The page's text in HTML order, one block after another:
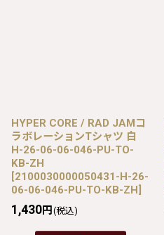
HYPER CORE / RAD JAMコ
ラボレーションTシャツ 白
H-26-06-06-046-PU-TO-
KB-ZH
[2100030000050431-H-26-
06-06-046-PU-TO-KB-ZH]
1,430円 (税込)